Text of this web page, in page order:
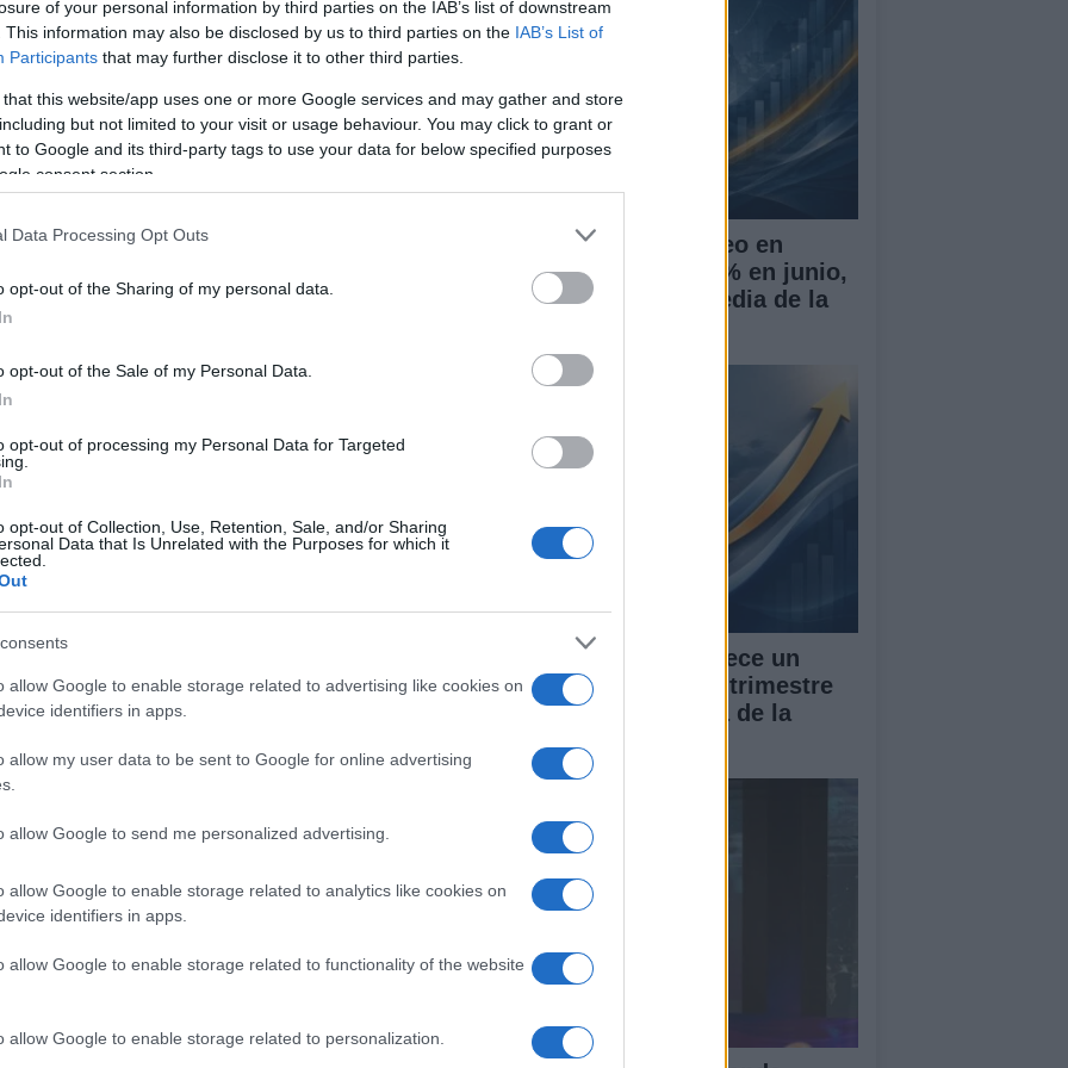
of your personal information by third parties on the IAB’s list of downstream
This information may also be disclosed by us to third parties on the IAB’s List of
Participants that may further disclose it to other third parties.
that this website/app uses one or more Google services and may gather and store
but not limited to your visit or usage behaviour. You may click to grant or
to Google and its third-party tags to use your data for below specified purposes
consent section.
Data Processing Opt Outs
opt-out of the Sharing of my personal data.
opt-out of the Sale of my Personal Data.
opt-out of processing my Personal Data for Targeted
opt-out of Collection, Use, Retention, Sale, and/or Sharing
Data that Is Unrelated with the Purposes for which it
allow Google to enable storage related to advertising like cookies on
identifiers in apps.
allow my user data to be sent to Google for online advertising
allow Google to send me personalized advertising.
allow Google to enable storage related to analytics like cookies on
identifiers in apps.
allow Google to enable storage related to functionality of the website
allow Google to enable storage related to personalization.
bueno preliminar para Disposición de Recursos
Europeas afectadas por lapandemia del
o de apertura, por parte de Hungría y Polonia
con
no puede emitir la deuda para la financiación
para Europa.
debido a las reservas expresadas por dos
La tasa de desempleo en
España baja al 10,1% en junio,
por encima de la media de la
El PIB de España crece un
0.7% en el segundo trimestre
de 2026, por encima de la